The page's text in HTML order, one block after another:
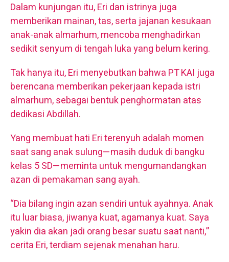
Dalam kunjungan itu, Eri dan istrinya juga
memberikan mainan, tas, serta jajanan kesukaan
anak-anak almarhum, mencoba menghadirkan
sedikit senyum di tengah luka yang belum kering.
Tak hanya itu, Eri menyebutkan bahwa PT KAI juga
berencana memberikan pekerjaan kepada istri
almarhum, sebagai bentuk penghormatan atas
dedikasi Abdillah.
Yang membuat hati Eri terenyuh adalah momen
saat sang anak sulung—masih duduk di bangku
kelas 5 SD—meminta untuk mengumandangkan
azan di pemakaman sang ayah.
“Dia bilang ingin azan sendiri untuk ayahnya. Anak
itu luar biasa, jiwanya kuat, agamanya kuat. Saya
yakin dia akan jadi orang besar suatu saat nanti,”
cerita Eri, terdiam sejenak menahan haru.